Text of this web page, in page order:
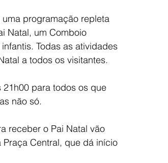
programação repleta
Natal, um Comboio
Todas as atividades
a todos os visitantes.
para todos os que
não só.
receber o Pai Natal vão
Central, que dá início